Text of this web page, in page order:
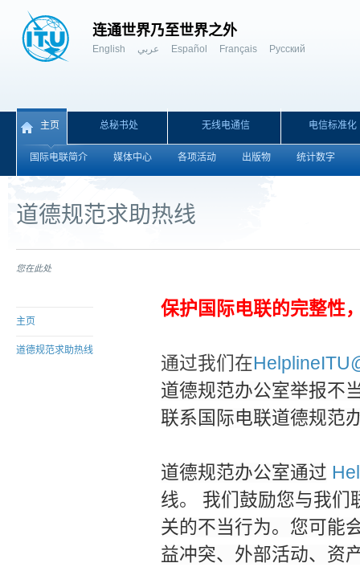
连通世界乃至世界之外
English عربي Español Français Русский
主页
国际电联简介 媒体中心 各项活动 出版物 统计数字
总秘书处 无线电通信 电信标准化
道德规范求助热线
您在此处
主页
道德规范求助热线
保护国际电联的完整性
通过我们在
道德规范办公室举报不
联系国际电联道德规范
道德规范办公室通过
线。
我们鼓励您与我们
关的不当行为。您可能
益冲突、外部活动、资